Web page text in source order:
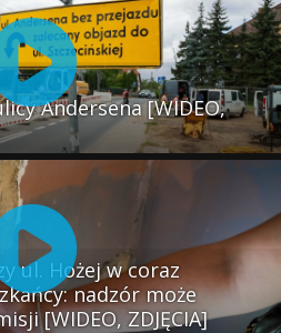
Andersena [WIDEO,
ul. Hożej w coraz
nadzór może
[WIDEO, ZDJĘCIA]